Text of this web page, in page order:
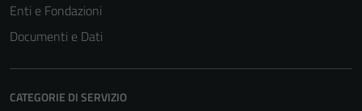
Enti e Fondazioni
Documenti e Dati
CATEGORIE DI SERVIZIO